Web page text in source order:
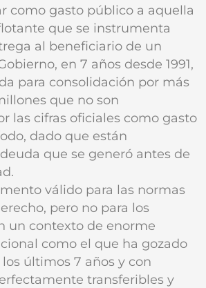
como gasto público a aquella
que se instrumenta
al beneficiario de un
en 7 años desde 1991,
para consolidación por más
que no son
las cifras oficiales como gasto
dado que están
que se generó antes de
válido para las normas
pero no para los
un contexto de enorme
como el que ha gozado
últimos 7 años y con
transferibles y